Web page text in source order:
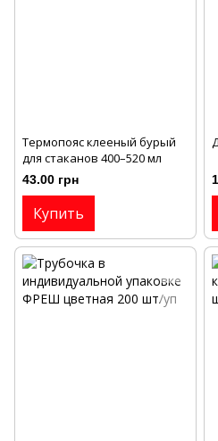
Термопояс клееный бурый
для стаканов 400–520 мл
43.00 грн
Купить